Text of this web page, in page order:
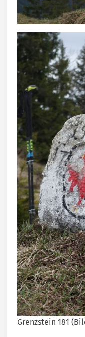
Grenzstein 181